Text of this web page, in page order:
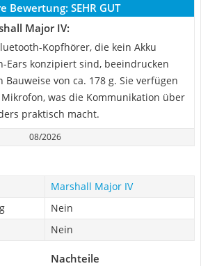
Bewertung: SEHR GUT
Major IV:
Kopfhörer, die kein Akku
Ears konzipiert sind, beeindrucken
von ca. 178 g. Sie verfügen
was die Kommunikation über
praktisch macht.
08/2026
Marshall Major IV
Nein
Nein
Nachteile